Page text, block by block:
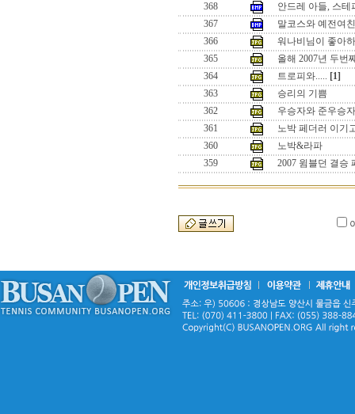
368
안드레 아들, 스테
367
말코스와 예전여친
366
워나비님이 좋아
365
올해 2007년 두번
364
트로피와..... [1]
363
승리의 기쁨
362
우승자와 준우승자
361
노박 페더러 이기
360
노박&라파
359
2007 윔블던 결승